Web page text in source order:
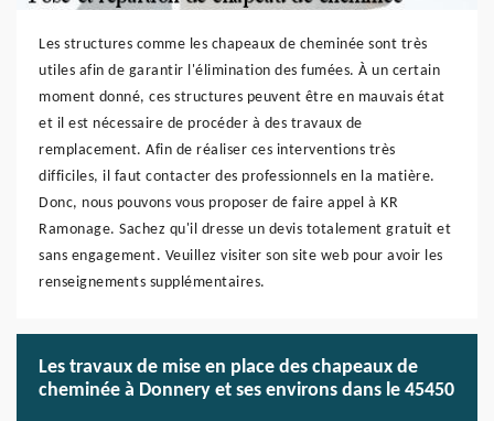
Les structures comme les chapeaux de cheminée sont très
utiles afin de garantir l'élimination des fumées. À un certain
moment donné, ces structures peuvent être en mauvais état
et il est nécessaire de procéder à des travaux de
remplacement. Afin de réaliser ces interventions très
difficiles, il faut contacter des professionnels en la matière.
Donc, nous pouvons vous proposer de faire appel à KR
Ramonage. Sachez qu'il dresse un devis totalement gratuit et
sans engagement. Veuillez visiter son site web pour avoir les
renseignements supplémentaires.
Les travaux de mise en place des chapeaux de
cheminée à Donnery et ses environs dans le 45450